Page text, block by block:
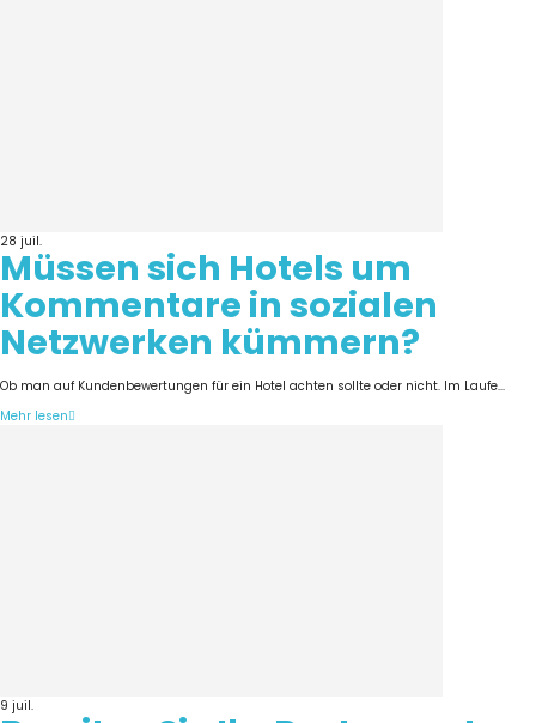
28 juil.
Müssen sich Hotels um
Kommentare in sozialen
Netzwerken kümmern?
Ob man auf Kundenbewertungen für ein Hotel achten sollte oder nicht. Im Laufe...
Mehr lesen
9 juil.